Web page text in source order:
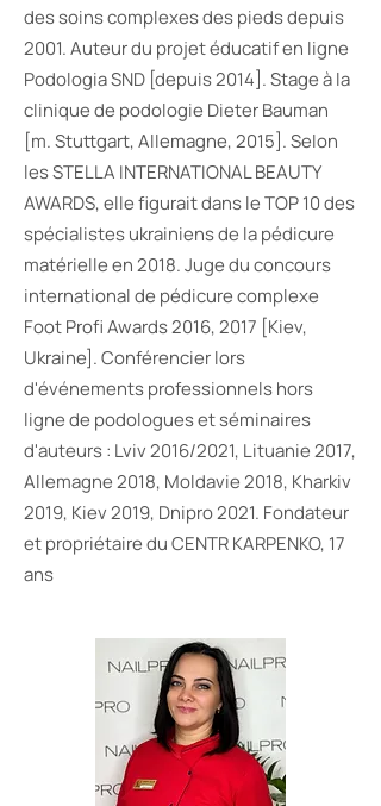
des soins complexes des pieds depuis
2001. Auteur du projet éducatif en ligne
Podologia SND [depuis 2014]. Stage à la
clinique de podologie Dieter Bauman
[m. Stuttgart, Allemagne, 2015]. Selon
les STELLA INTERNATIONAL BEAUTY
AWARDS, elle figurait dans le TOP 10 des
spécialistes ukrainiens de la pédicure
matérielle en 2018. Juge du concours
international de pédicure complexe
Foot Profi Awards 2016, 2017 [Kiev,
Ukraine]. Conférencier lors
d'événements professionnels hors
ligne de podologues et séminaires
d'auteurs : Lviv 2016/2021, Lituanie 2017,
Allemagne 2018, Moldavie 2018, Kharkiv
2019, Kiev 2019, Dnipro 2021. Fondateur
et propriétaire du CENTR KARPENKO, 17
ans